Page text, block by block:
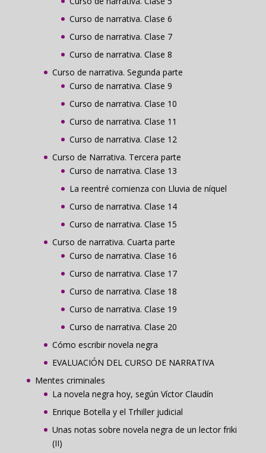
Curso de narrativa. Clase 6
Curso de narrativa. Clase 7
Curso de narrativa. Clase 8
Curso de narrativa. Segunda parte
Curso de narrativa. Clase 9
Curso de narrativa. Clase 10
Curso de narrativa. Clase 11
Curso de narrativa. Clase 12
Curso de Narrativa. Tercera parte
Curso de narrativa. Clase 13
La reentré comienza con Lluvia de níquel
Curso de narrativa. Clase 14
Curso de narrativa. Clase 15
Curso de narrativa. Cuarta parte
Curso de narrativa. Clase 16
Curso de narrativa. Clase 17
Curso de narrativa. Clase 18
Curso de narrativa. Clase 19
Curso de narrativa. Clase 20
Cómo escribir novela negra
EVALUACIÓN DEL CURSO DE NARRATIVA
Mentes criminales
La novela negra hoy, según Víctor Claudín
Enrique Botella y el Trhiller judicial
Unas notas sobre novela negra de un lector friki
(II)